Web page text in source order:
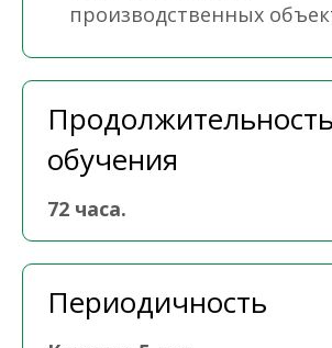
производственных
Продолжительность
обучения
72 часа.
Периодичность